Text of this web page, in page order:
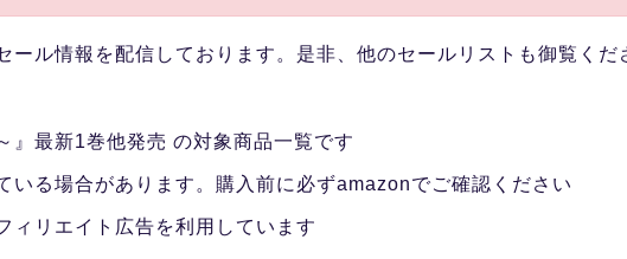
ール情報を配信しております。是非、他のセールリストも御覧くだ
』最新1巻他発売 の対象商品一覧です
いる場合があります。購入前に必ずamazonでご確認ください
ィリエイト広告を利用しています